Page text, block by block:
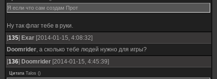
Я если что сам создам Прот
Ну так флаг тебе в руки.
[135] Exar [2014-01-15, 4:08:32]
Doomrider, а сколько тебе людей нужно для игры?
[136] Doomrider [2014-01-15, 4:45:39]
Цитата Talos ()